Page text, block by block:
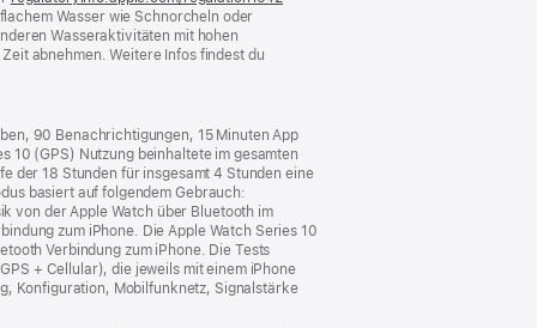
Wasser wie Schnorcheln oder
Wasseraktivitäten mit hohen
abnehmen. Weitere Infos findest du
90 Benachrich­tigungen, 15 Minuten App
10 (GPS) Nutzung beinhaltete im gesamten
der 18 Stunden für insgesamt 4 Stunden eine
basiert auf folgendem Gebrauch:
von der Apple Watch über Bluetooth im
zum iPhone. Die Apple Watch Series 10
Verbindung zum iPhone. Die Tests
+ Cellular), die jeweils mit einem iPhone
Konfiguration, Mobilfunknetz, Signalstärke